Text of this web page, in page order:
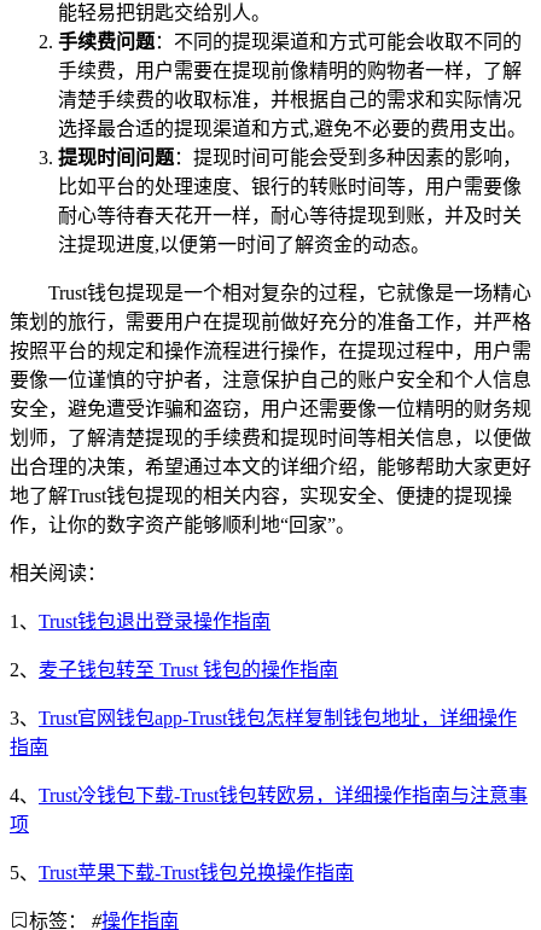
能轻易把钥匙交给别人。
手续费问题：不同的提现渠道和方式可能会收取不同的
手续费，用户需要在提现前像精明的购物者一样，了解
清楚手续费的收取标准，并根据自己的需求和实际情况
选择最合适的提现渠道和方式,避免不必要的费用支出。
提现时间问题：提现时间可能会受到多种因素的影响，
比如平台的处理速度、银行的转账时间等，用户需要像
耐心等待春天花开一样，耐心等待提现到账，并及时关
注提现进度,以便第一时间了解资金的动态。
Trust钱包提现是一个相对复杂的过程，它就像是一场精心
策划的旅行，需要用户在提现前做好充分的准备工作，并严格
按照平台的规定和操作流程进行操作，在提现过程中，用户需
要像一位谨慎的守护者，注意保护自己的账户安全和个人信息
安全，避免遭受诈骗和盗窃，用户还需要像一位精明的财务规
划师，了解清楚提现的手续费和提现时间等相关信息，以便做
出合理的决策，希望通过本文的详细介绍，能够帮助大家更好
地了解Trust钱包提现的相关内容，实现安全、便捷的提现操
作，让你的数字资产能够顺利地“回家”。
相关阅读：
1、 Trust钱包退出登录操作指南
2、 麦子钱包转至 Trust 钱包的操作指南
3、 Trust官网钱包app-Trust钱包怎样复制钱包地址，详细操作
指南
4、 Trust冷钱包下载-Trust钱包转欧易，详细操作指南与注意事
项
5、 Trust苹果下载-Trust钱包兑换操作指南
标签： #操作指南